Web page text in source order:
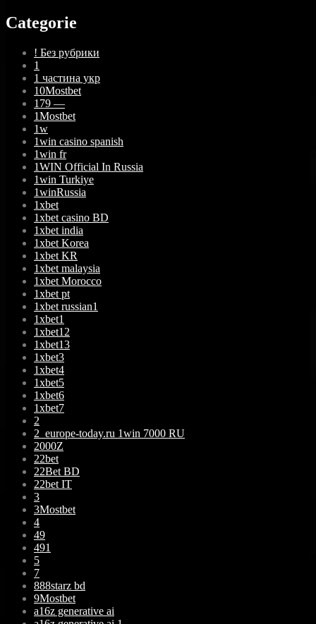
Categorie
! Без рубрики
1
1 частина укр
10Mostbet
179 —
1Mostbet
1w
1win casino spanish
1win fr
1WIN Official In Russia
1win Turkiye
1winRussia
1xbet
1xbet casino BD
1xbet india
1xbet Korea
1xbet KR
1xbet malaysia
1xbet Morocco
1xbet pt
1xbet russian1
1xbet1
1xbet12
1xbet13
1xbet3
1xbet4
1xbet5
1xbet6
1xbet7
2
2_europe-today.ru 1win 7000 RU
2000Z
22bet
22Bet BD
22bet IT
3
3Mostbet
4
49
491
5
7
888starz bd
9Mostbet
a16z generative ai